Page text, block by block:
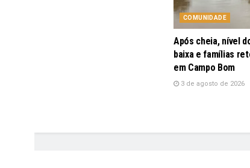
COMUNIDADE
Após cheia, nível
baixa e famílias
em Campo Bom
3 de agosto de 2026